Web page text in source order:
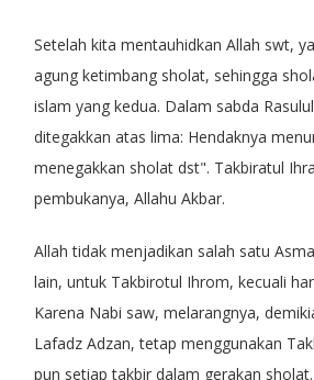
Setelah kita mentauhidkan Allah swt,
agung ketimbang sholat, sehingga
islam yang kedua. Dalam sabda
ditegakkan atas lima: Hendaknya
menegakkan sholat dst". Takbiratul
pembukanya, Allahu Akbar.
Allah tidak menjadikan salah satu
lain, untuk Takbirotul Ihrom, kecuali
Karena Nabi saw, melarangnya,
Lafadz Adzan, tetap menggunakan
pun setiap takbir dalam gerakan